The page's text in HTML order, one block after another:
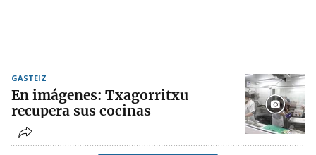
GASTEIZ
En imágenes: Txagorritxu
recupera sus cocinas